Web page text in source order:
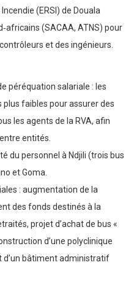
(ERSI) de Douala
(SACAA, ATNS) pour
et des ingénieurs.
péréquation salariale : les
faibles pour assurer des
les agents de la RVA, afin
entités.
du personnel à Ndjili (trois bus
et Goma.
: augmentation de la
des fonds destinés à la
projet d’achat de bus «
d’une polyclinique
d’un bâtiment administratif